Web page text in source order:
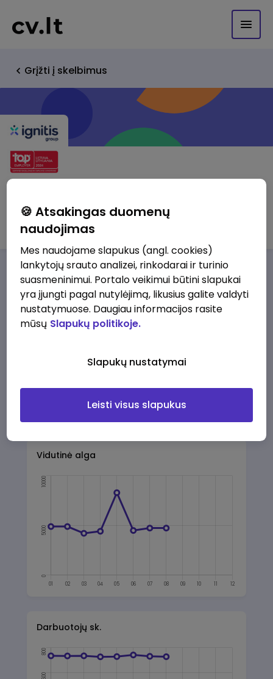
Grįžti į skelbimus
http://www.ignitisgrupe.lt
Darbo pasiūlymaiApie musPrivalumai
Adresas:
Papildoma informacija
Vidutinė alga
Darbuotojų sk.
🍪 Atsakingas duomenų
naudojimas
Mes naudojame slapukus (angl. cookies)
lankytojų srauto analizei, rinkodarai ir turinio
suasmeninimui. Portalo veikimui būtini slapukai
yra įjungti pagal nutylėjimą, likusius galite valdyti
nustatymuose. Daugiau informacijos rasite
mūsų Slapukų politikoje.
Slapukų nustatymai
Leisti visus slapukus